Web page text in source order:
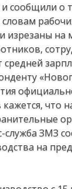
сообщили о
словам
изрезаны
что
ЗМЗ
на